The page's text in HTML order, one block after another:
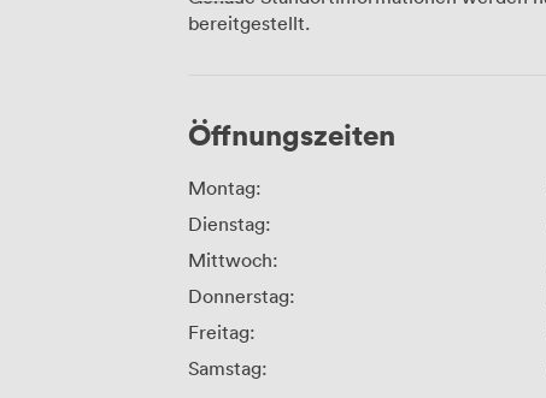
bereitgestellt.
Öffnungszeiten
Montag:
Dienstag:
Mittwoch:
Donnerstag:
Freitag:
Samstag: